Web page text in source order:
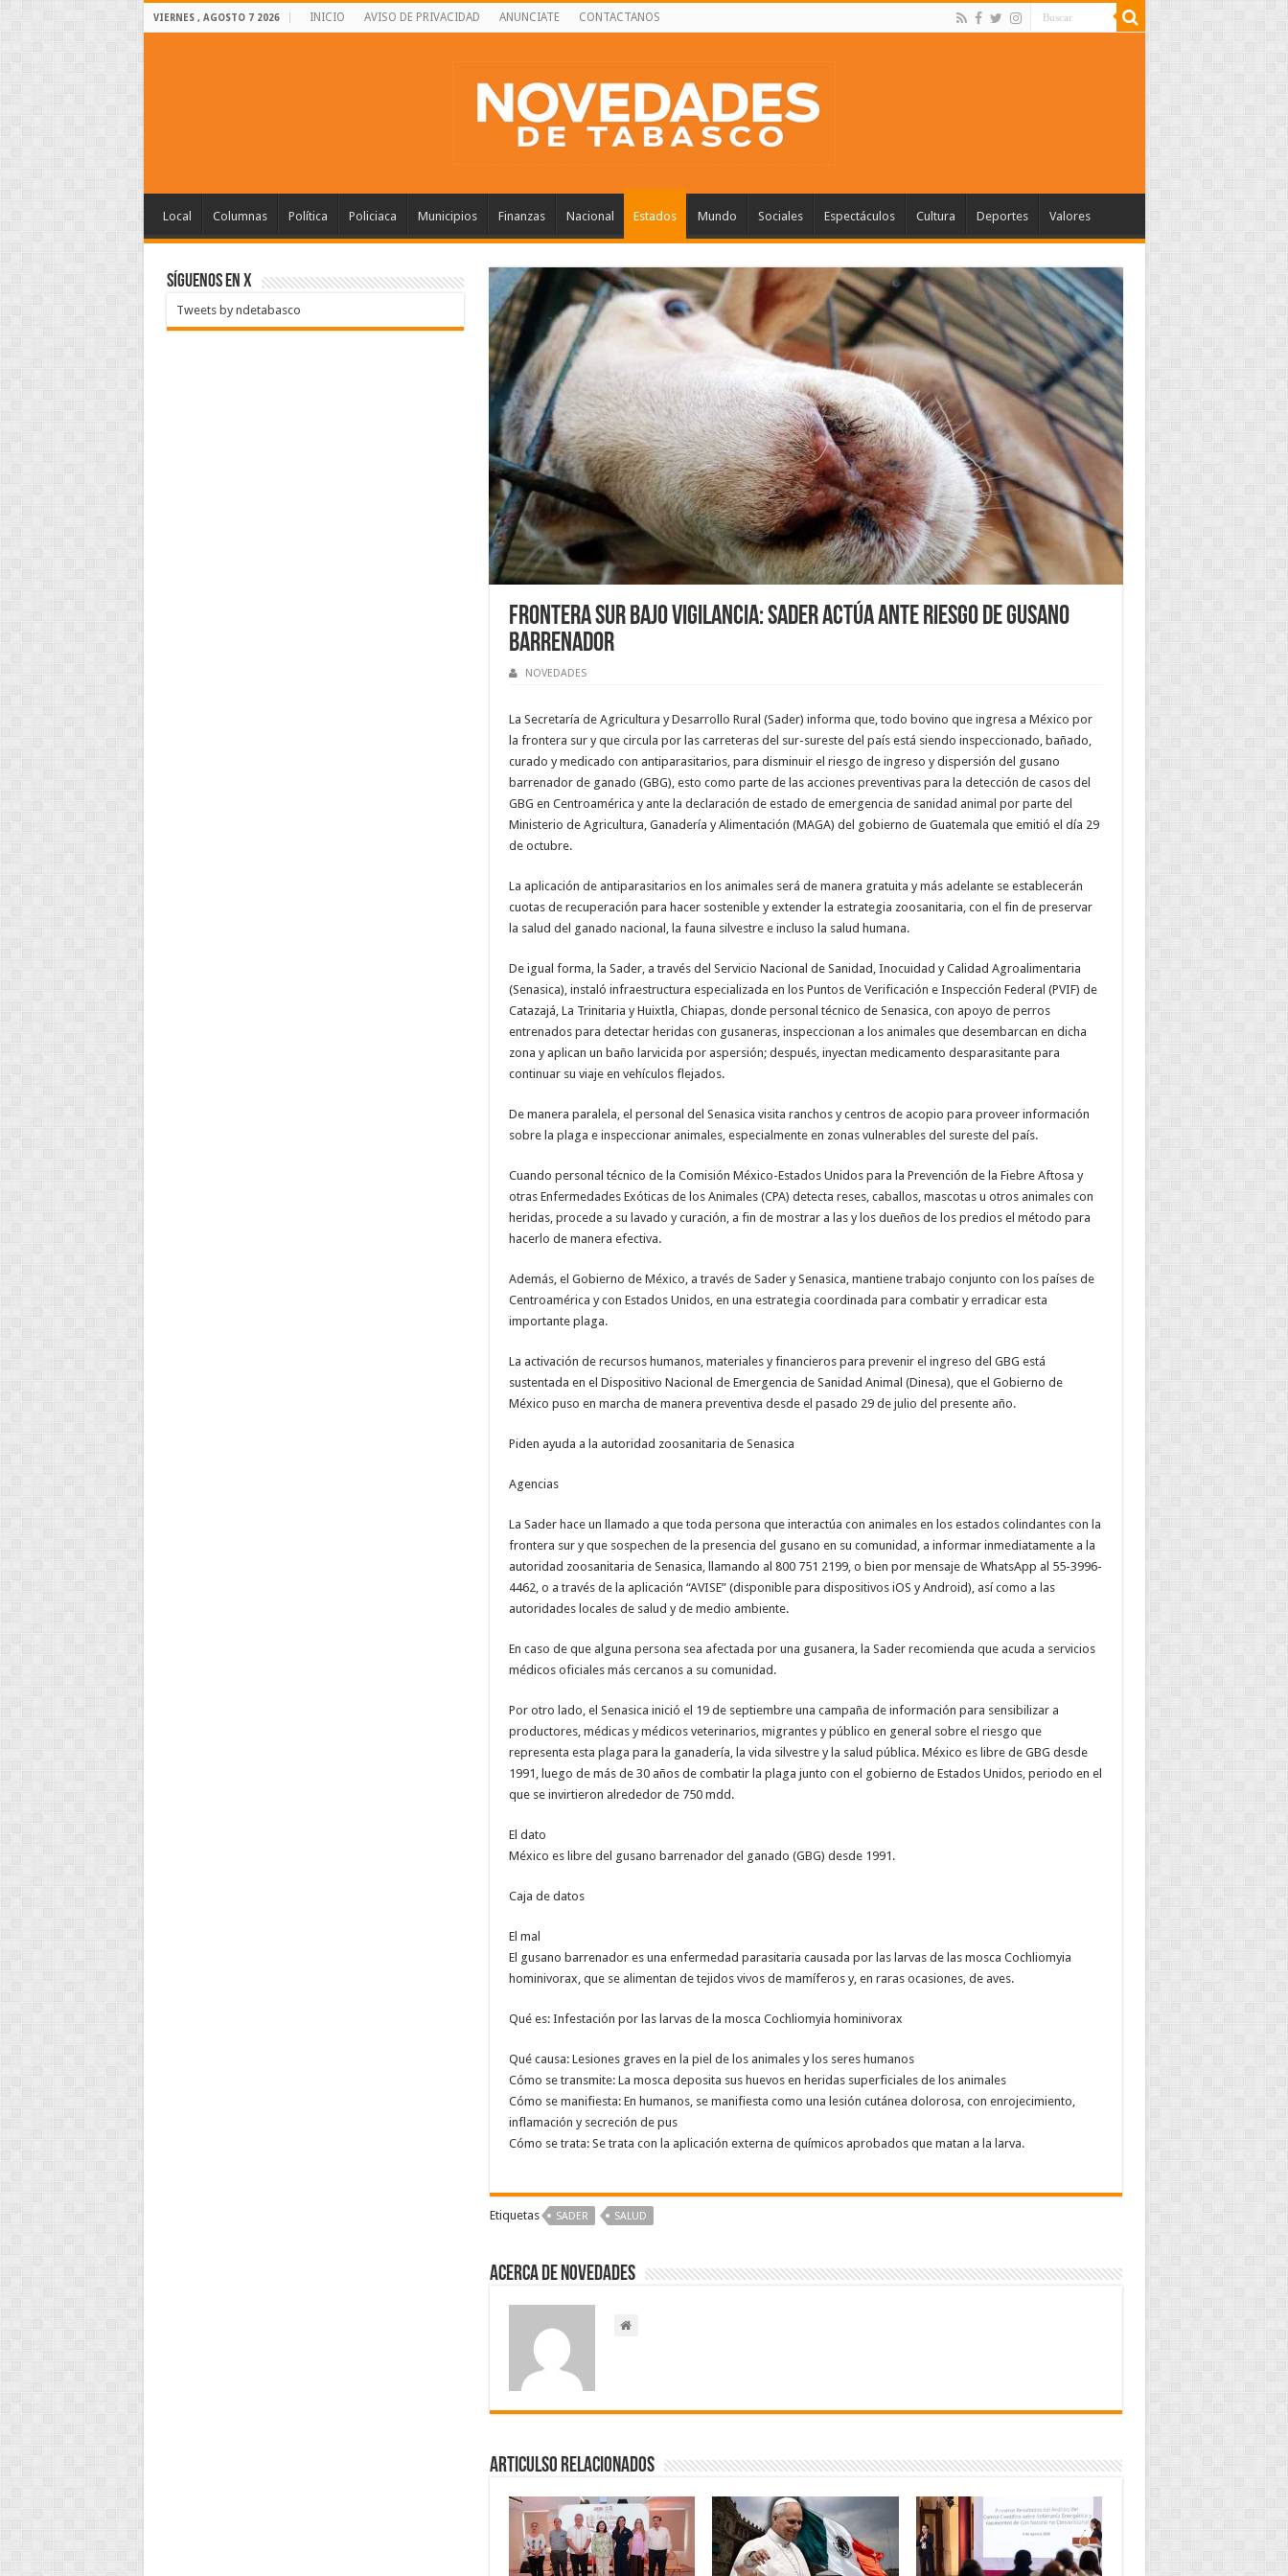
VIERNES , AGOSTO 7 2026 INICIO AVISO DE PRIVACIDAD ANUNCIATE CONTACTANOS
Local Columnas Política Policiaca Municipios Finanzas Nacional Estados Mundo Sociales Espectáculos Cultura Deportes Valores
Frontera Sur bajo vigilancia: Sader actúa ante riesgo de Gusano
Barrenador
NOVEDADES
La Secretaría de Agricultura y Desarrollo Rural (Sader) informa que, todo bovino que ingresa a México por
la frontera sur y que circula por las carreteras del sur-sureste del país está siendo inspeccionado, bañado,
curado y medicado con antiparasitarios, para disminuir el riesgo de ingreso y dispersión del gusano
barrenador de ganado (GBG), esto como parte de las acciones preventivas para la detección de casos del
GBG en Centroamérica y ante la declaración de estado de emergencia de sanidad animal por parte del
Ministerio de Agricultura, Ganadería y Alimentación (MAGA) del gobierno de Guatemala que emitió el día 29
de octubre.
La aplicación de antiparasitarios en los animales será de manera gratuita y más adelante se establecerán
cuotas de recuperación para hacer sostenible y extender la estrategia zoosanitaria, con el fin de preservar
la salud del ganado nacional, la fauna silvestre e incluso la salud humana.
De igual forma, la Sader, a través del Servicio Nacional de Sanidad, Inocuidad y Calidad Agroalimentaria
(Senasica), instaló infraestructura especializada en los Puntos de Verificación e Inspección Federal (PVIF) de
Catazajá, La Trinitaria y Huixtla, Chiapas, donde personal técnico de Senasica, con apoyo de perros
entrenados para detectar heridas con gusaneras, inspeccionan a los animales que desembarcan en dicha
zona y aplican un baño larvicida por aspersión; después, inyectan medicamento desparasitante para
continuar su viaje en vehículos flejados.
De manera paralela, el personal del Senasica visita ranchos y centros de acopio para proveer información
sobre la plaga e inspeccionar animales, especialmente en zonas vulnerables del sureste del país.
Cuando personal técnico de la Comisión México-Estados Unidos para la Prevención de la Fiebre Aftosa y
otras Enfermedades Exóticas de los Animales (CPA) detecta reses, caballos, mascotas u otros animales con
heridas, procede a su lavado y curación, a fin de mostrar a las y los dueños de los predios el método para
hacerlo de manera efectiva.
Además, el Gobierno de México, a través de Sader y Senasica, mantiene trabajo conjunto con los países de
Centroamérica y con Estados Unidos, en una estrategia coordinada para combatir y erradicar esta
importante plaga.
La activación de recursos humanos, materiales y financieros para prevenir el ingreso del GBG está
sustentada en el Dispositivo Nacional de Emergencia de Sanidad Animal (Dinesa), que el Gobierno de
México puso en marcha de manera preventiva desde el pasado 29 de julio del presente año.
Piden ayuda a la autoridad zoosanitaria de Senasica
Agencias
La Sader hace un llamado a que toda persona que interactúa con animales en los estados colindantes con la
frontera sur y que sospechen de la presencia del gusano en su comunidad, a informar inmediatamente a la
autoridad zoosanitaria de Senasica, llamando al 800 751 2199, o bien por mensaje de WhatsApp al 55-3996-
4462, o a través de la aplicación “AVISE” (disponible para dispositivos iOS y Android), así como a las
autoridades locales de salud y de medio ambiente.
En caso de que alguna persona sea afectada por una gusanera, la Sader recomienda que acuda a servicios
médicos oficiales más cercanos a su comunidad.
Por otro lado, el Senasica inició el 19 de septiembre una campaña de información para sensibilizar a
productores, médicas y médicos veterinarios, migrantes y público en general sobre el riesgo que
representa esta plaga para la ganadería, la vida silvestre y la salud pública. México es libre de GBG desde
1991, luego de más de 30 años de combatir la plaga junto con el gobierno de Estados Unidos, periodo en el
que se invirtieron alrededor de 750 mdd.
El dato
México es libre del gusano barrenador del ganado (GBG) desde 1991.
Caja de datos
El mal
El gusano barrenador es una enfermedad parasitaria causada por las larvas de las mosca Cochliomyia
hominivorax, que se alimentan de tejidos vivos de mamíferos y, en raras ocasiones, de aves.
Qué es: Infestación por las larvas de la mosca Cochliomyia hominivorax
Qué causa: Lesiones graves en la piel de los animales y los seres humanos
Cómo se transmite: La mosca deposita sus huevos en heridas superficiales de los animales
Cómo se manifiesta: En humanos, se manifiesta como una lesión cutánea dolorosa, con enrojecimiento,
inflamación y secreción de pus
Cómo se trata: Se trata con la aplicación externa de químicos aprobados que matan a la larva.
Etiquetas SADER SALUD
Acerca de NOVEDADES
Articulso Relacionados
SÍGUENOS EN X
Tweets by ndetabasco